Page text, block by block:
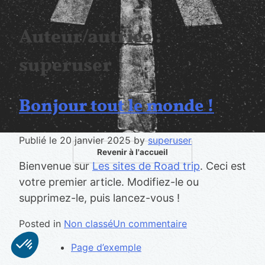
Revenir à l'accueil
Auteur/autrice :
superuser
Bonjour tout le monde !
Publié le 20 janvier 2025bysuperuser
Bienvenue surLes sites de Road trip. Ceci est
votre premier article. Modifiez-le ou
supprimez-le, puis lancez-vous !
Posted in Non classéUn commentairesur
Page d’exemple